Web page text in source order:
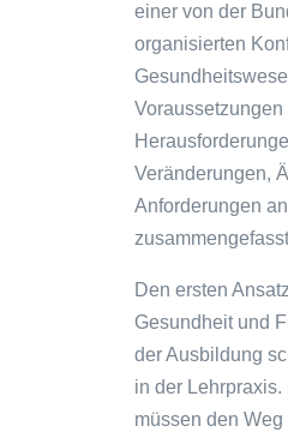
einer von der
organisierten
Veränderungen,
Anforderungen
Den ersten
Gesundheit und
der Ausbildung
in der
müssen den